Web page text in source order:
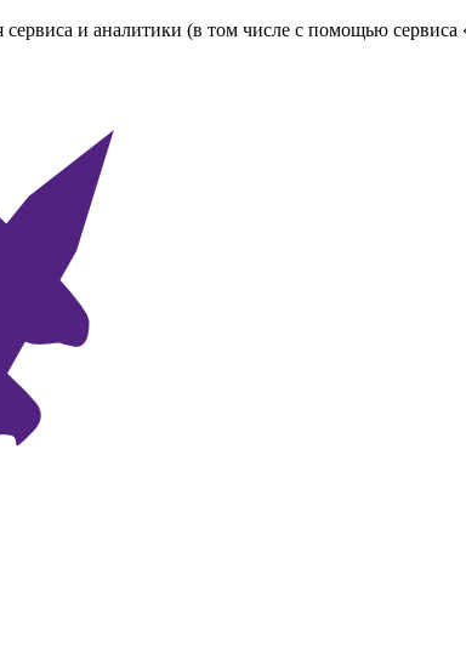
и аналитики (в том числе с помощью